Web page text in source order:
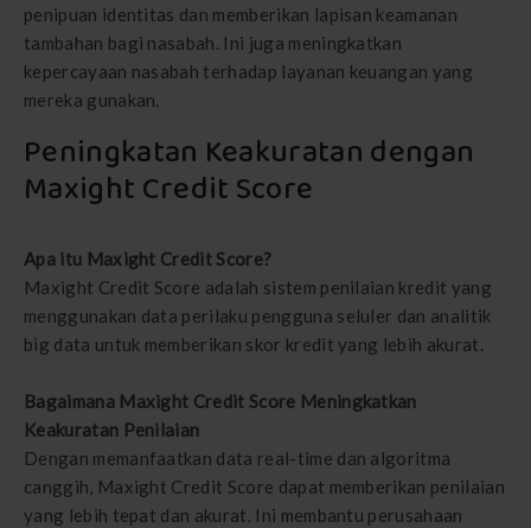
penipuan identitas dan memberikan lapisan keamanan
tambahan bagi nasabah. Ini juga meningkatkan
kepercayaan nasabah terhadap layanan keuangan yang
mereka gunakan.
Peningkatan Keakuratan dengan
Maxight Credit Score
Apa itu Maxight Credit Score?
Maxight Credit Score adalah sistem penilaian kredit yang
menggunakan data perilaku pengguna seluler dan analitik
big data untuk memberikan skor kredit yang lebih akurat.
Bagaimana Maxight Credit Score Meningkatkan
Keakuratan Penilaian
Dengan memanfaatkan data real-time dan algoritma
canggih, Maxight Credit Score dapat memberikan penilaian
yang lebih tepat dan akurat. Ini membantu perusahaan